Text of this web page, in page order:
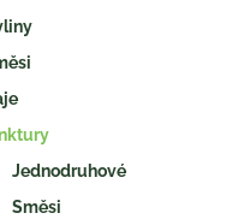
Jednodruhové
Směsi